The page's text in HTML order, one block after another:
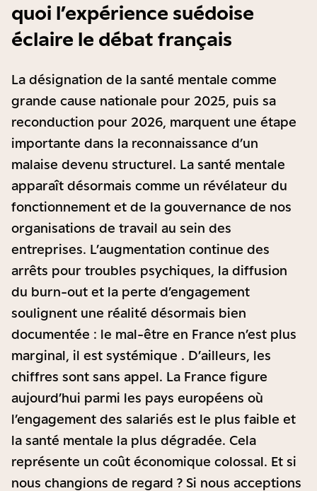
quoi l’expérience suédoise
éclaire le débat français
La désignation de la santé mentale comme
grande cause nationale pour 2025, puis sa
reconduction pour 2026, marquent une étape
importante dans la reconnaissance d’un
malaise devenu structurel. La santé mentale
apparaît désormais comme un révélateur du
fonctionnement et de la gouvernance de nos
organisations de travail au sein des
entreprises. L’augmentation continue des
arrêts pour troubles psychiques, la diffusion
du burn-out et la perte d’engagement
soulignent une réalité désormais bien
documentée : le mal-être en France n’est plus
marginal, il est systémique . D’ailleurs, les
chiffres sont sans appel. La France figure
aujourd’hui parmi les pays européens où
l’engagement des salariés est le plus faible et
la santé mentale la plus dégradée. Cela
représente un coût économique colossal. Et si
nous changions de regard ? Si nous acceptions